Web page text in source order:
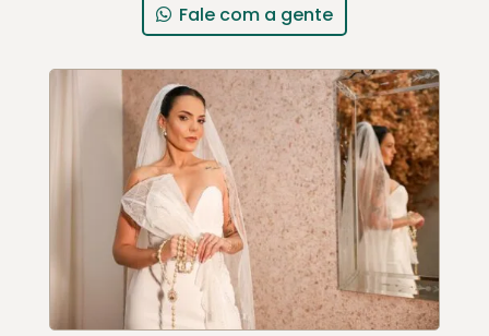
Fale com a gente